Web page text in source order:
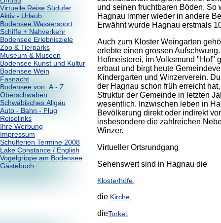
Virtuelle Reise Südufer
Aktiv - Urlaub
Bodensee Wassersport
Schiffe + Nahverkehr
Bodensee Erlebnisziele
Zoo & Tierparks
Museum & Museen
Bodensee Kunst und Kultur
Bodensee Wein
Fasnacht
Bodensee von A - Z
Oberschwaben
Schwäbisches Allgäu
Auto - Bahn - Flug
Reiselinks
Ihre Werbung
Impressum
Schulferien Termine 2008
Lake Constance / English
Vogelgrippe am Bodensee
Gästebuch
und seinen fruchtbaren Böden. So
Hagnau immer wieder in andere
Erwähnt wurde Hagnau erstmals
Auch zum Kloster Weingarten
erlebte einen grossen
Hofmeisterei, im Volksmund "Hof"
erbaut und birgt heute
Kindergarten und Winzerverein.
der Hagnau schon früh erreicht
Struktur der Gemeinde in letzten
wesentlich. Inzwischen leben in
Bevölkerung direkt oder indirekt
insbesondere die zahlreichen
Winzer.
Virtueller Ortsrundgang
Sehenswert sind in Hagnau die
Klosterhöfe,
die Kirche,
dieTorkel,